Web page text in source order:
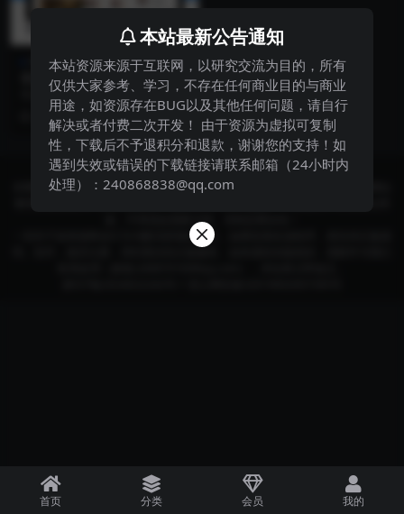
网站源码
手游资讯网源码手机应用APP
下载游戏资源下载站软件下载
站源码带手机版
手游资讯网源码手机应用APP下载
游戏资源下载站软件下载站源码带
手机版2 年前 75 50
Copyright © 2024酷讯部落格- All rights reserved
本网站所有发布的源码、软件和资料均为作者提供或网友推荐收集各大资源网站
途，不得违反国家法律。否则后果自负！
一切关于该资源商业行为与酷讯部落格无关。如果您喜欢该程序，请支持正版源
码、软件，购买注册，得到更好的正版服务。如有侵犯你版权的，请邮件与我们
首页 分类 会员 我的
本站最新公告通知
本站资源来源于互联网，以研究交流为目的，所有
仅供大家参考、学习，不存在任何商业目的与商业
用途，如资源存在BUG以及其他任何问题，请自行
解决或者付费二次开发！ 由于资源为虚拟可复制
性，下载后不予退积分和退款，谢谢您的支持！如
遇到失效或错误的下载链接请联系邮箱（24小时内
处理）：240868838@qq.com